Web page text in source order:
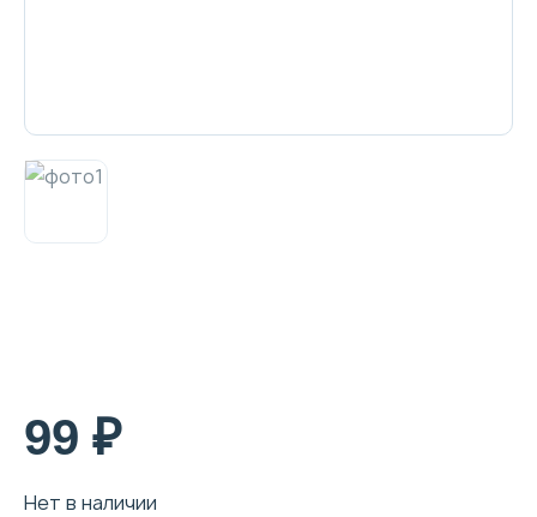
Наборы
99 ₽
Нет в наличии